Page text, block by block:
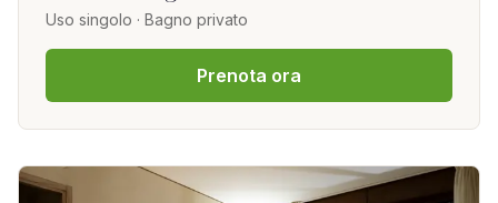
Uso singolo · Bagno privato
Prenota ora